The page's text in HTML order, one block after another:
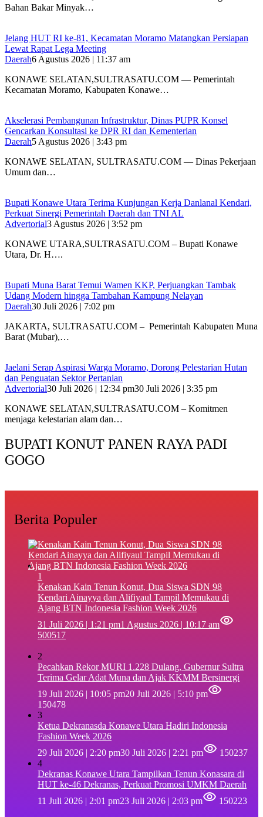
Bahan Bakar Minyak…
‎Jelang HUT RI ke-81, Kecamatan Moramo Matangkan Persiapan
Lewat Rapat Lega Meeting
Daerah6 Agustus 2026 | 11:37 am
KONAWE SELATAN,SULTRASATU.COM — Pemerintah
Kecamatan Moramo, Kabupaten Konawe…
Akselerasi Pembangunan Infrastruktur, Dinas PUPR Konsel
Gencarkan Konsultasi ke DPR RI dan Kementerian
Daerah5 Agustus 2026 | 3:43 pm
KONAWE SELATAN, SULTRASATU.COM — Dinas Pekerjaan
Umum dan…
Bupati Konawe Utara Terima Kunjungan Kerja Danlanal Kendari,
Perkuat Sinergi Pemerintah Daerah dan TNI AL
Advertorial3 Agustus 2026 | 3:52 pm
‎KONAWE UTARA,SULTRASATU.COM – Bupati Konawe
Utara, Dr. H….
‎Bupati Muna Barat Temui Wamen KKP, Perjuangkan Tambak
Udang Modern hingga Tambahan Kampung Nelayan
Daerah30 Juli 2026 | 7:02 pm
‎JAKARTA, SULTRASATU.COM – Pemerintah Kabupaten Muna
Barat (Mubar),…
Jaelani Serap Aspirasi Warga Moramo, Dorong Pelestarian Hutan
dan Penguatan Sektor Pertanian
Advertorial30 Juli 2026 | 12:34 pm30 Juli 2026 | 3:35 pm
KONAWE SELATAN,SULTRASATU.COM – Komitmen
menjaga kelestarian alam dan…
BUPATI KONUT PANEN RAYA PADI
GOGO
Berita Populer
1
‎Kenakan Kain Tenun Konut, Dua Siswa SDN 98
Kendari Ainayya dan Alifiyaul Tampil Memukau di
Ajang BTN Indonesia Fashion Week 2026
31 Juli 2026 | 1:21 pm1 Agustus 2026 | 10:17 am
500517
2
Pecahkan Rekor MURI 1.228 Dulang, Gubernur Sultra
Terima Gelar Adat Muna dan Ajak KKMM Bersinergi
19 Juli 2026 | 10:05 pm20 Juli 2026 | 5:10 pm
150478
3
Ketua Dekranasda Konawe Utara Hadiri Indonesia
Fashion Week 2026
29 Juli 2026 | 2:20 pm30 Juli 2026 | 2:21 pm
150237
4
Dekranas Konawe Utara Tampilkan Tenun Konasara di
HUT ke-46 Dekranas, Perkuat Promosi UMKM Daerah
11 Juli 2026 | 2:01 pm23 Juli 2026 | 2:03 pm 150223